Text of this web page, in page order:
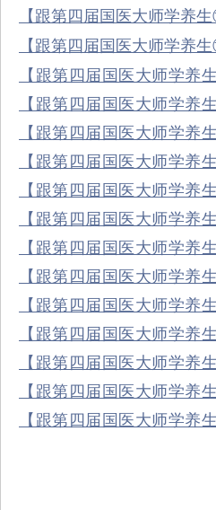
【跟第四届国医大师学养
【跟第四届国医大师学养
【跟第四届国医大师学
【跟第四届国医大师学
【跟第四届国医大师学
【跟第四届国医大师学养
【跟第四届国医大师学
【跟第四届国医大师学养
【跟第四届国医大师学
【跟第四届国医大师学
【跟第四届国医大师学
【跟第四届国医大师学养
【跟第四届国医大师学
【跟第四届国医大师学
【跟第四届国医大师学